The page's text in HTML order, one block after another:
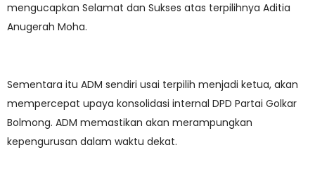
mengucapkan Selamat dan Sukses atas terpilihnya Aditia
Anugerah Moha.
Sementara itu ADM sendiri usai terpilih menjadi ketua, akan
mempercepat upaya konsolidasi internal DPD Partai Golkar
Bolmong. ADM memastikan akan merampungkan
kepengurusan dalam waktu dekat.